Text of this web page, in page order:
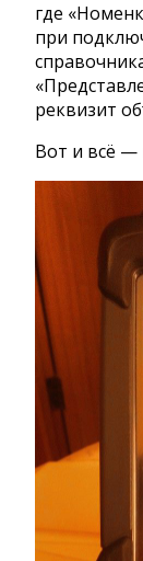
где
при
реквизит
Вот и всё —